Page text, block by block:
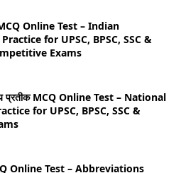
MCQ Online Test – Indian
for UPSC, BPSC, SSC &
Exams
प्रतीक MCQ Online Test – National
for UPSC, BPSC, SSC &
Online Test – Abbreviations